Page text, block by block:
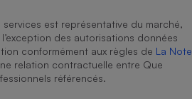
est représentative du marché,
des autorisations données
conformément aux règles de La Note
relation contractuelle entre Que
référencés.